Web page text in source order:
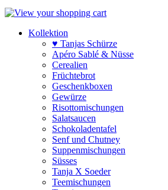
Kollektion
♥ Tanjas Schürze
Apéro Sablé & Nüsse
Cerealien
Früchtebrot
Geschenkboxen
Gewürze
Risotto­mischungen
Salat­saucen
Schokoladen­tafel
Senf und Chutney
Suppen­mischungen
Süsses
Tanja X Soeder
Tee­mischungen